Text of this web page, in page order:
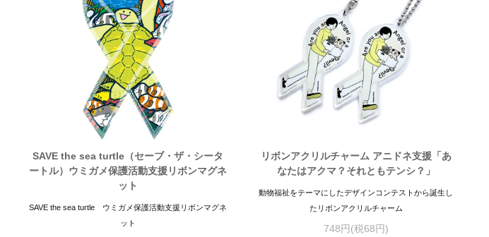
SAVE the sea turtle（セーブ・ザ・シータ
ートル）ウミガメ保護活動支援リボンマグネ
ット
SAVE the sea turtle ウミガメ保護活動支援リボンマグネ
ット
リボンアクリルチャーム アニドネ支援「あ
なたはアクマ？それともテンシ？」
動物福祉をテーマにしたデザインコンテストから誕生し
たリボンアクリルチャーム
748円(税68円)